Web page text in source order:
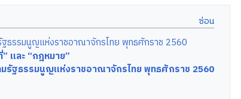
ฐธรรมนูญแห่งราชอาณาจักรไทย พุทธศักราช 2560
และ “กฎหมาย”
มรัฐธรรมนูญแห่งราชอาณาจักรไทย พุทธศักราช 2560